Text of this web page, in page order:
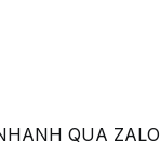
QUA ZALO